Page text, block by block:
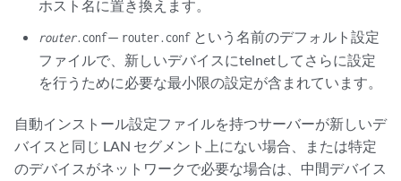
ホスト名に置き換えます。
router.conf— router.conf という名前のデフォルト設定
ファイルで、新しいデバイスにtelnetしてさらに設定
を行うために必要な最小限の設定が含まれています。
自動インストール設定ファイルを持つサーバーが新しいデ
バイスと同じ LAN セグメント上にない場合、または特定
のデバイスがネットワークで必要な場合は、中間デバイス